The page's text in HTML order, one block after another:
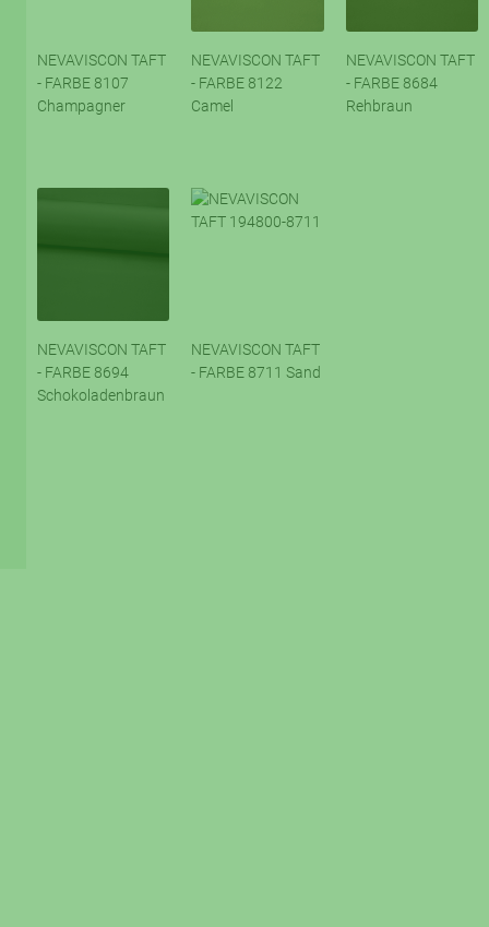
NEVAVISCON TAFT
- FARBE 8107
Champagner
NEVAVISCON TAFT
- FARBE 8122
Camel
NEVAVISCON TAFT
- FARBE 8684
Rehbraun
NEVAVISCON TAFT
- FARBE 8694
Schokoladenbraun
NEVAVISCON TAFT
- FARBE 8711 Sand